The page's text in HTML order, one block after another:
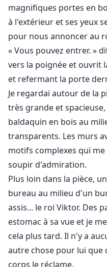
magnifiques portes en
à l'extérieur et ses yeux
pour nous annoncer au
« Vous pouvez entrer. »
vers la poignée et ouvrit
et refermant la porte
Je regardai autour de la
très grande et
baldaquin en bois au
transparents. Les murs
motifs complexes qui
soupir d'admiration.
Plus loin dans la pièce,
bureau au milieu d'un
assis... le roi Viktor. Des
estomac à sa vue et je
cela plus tard. Il n'y a
autre chose pour lui que
corps le réclame.